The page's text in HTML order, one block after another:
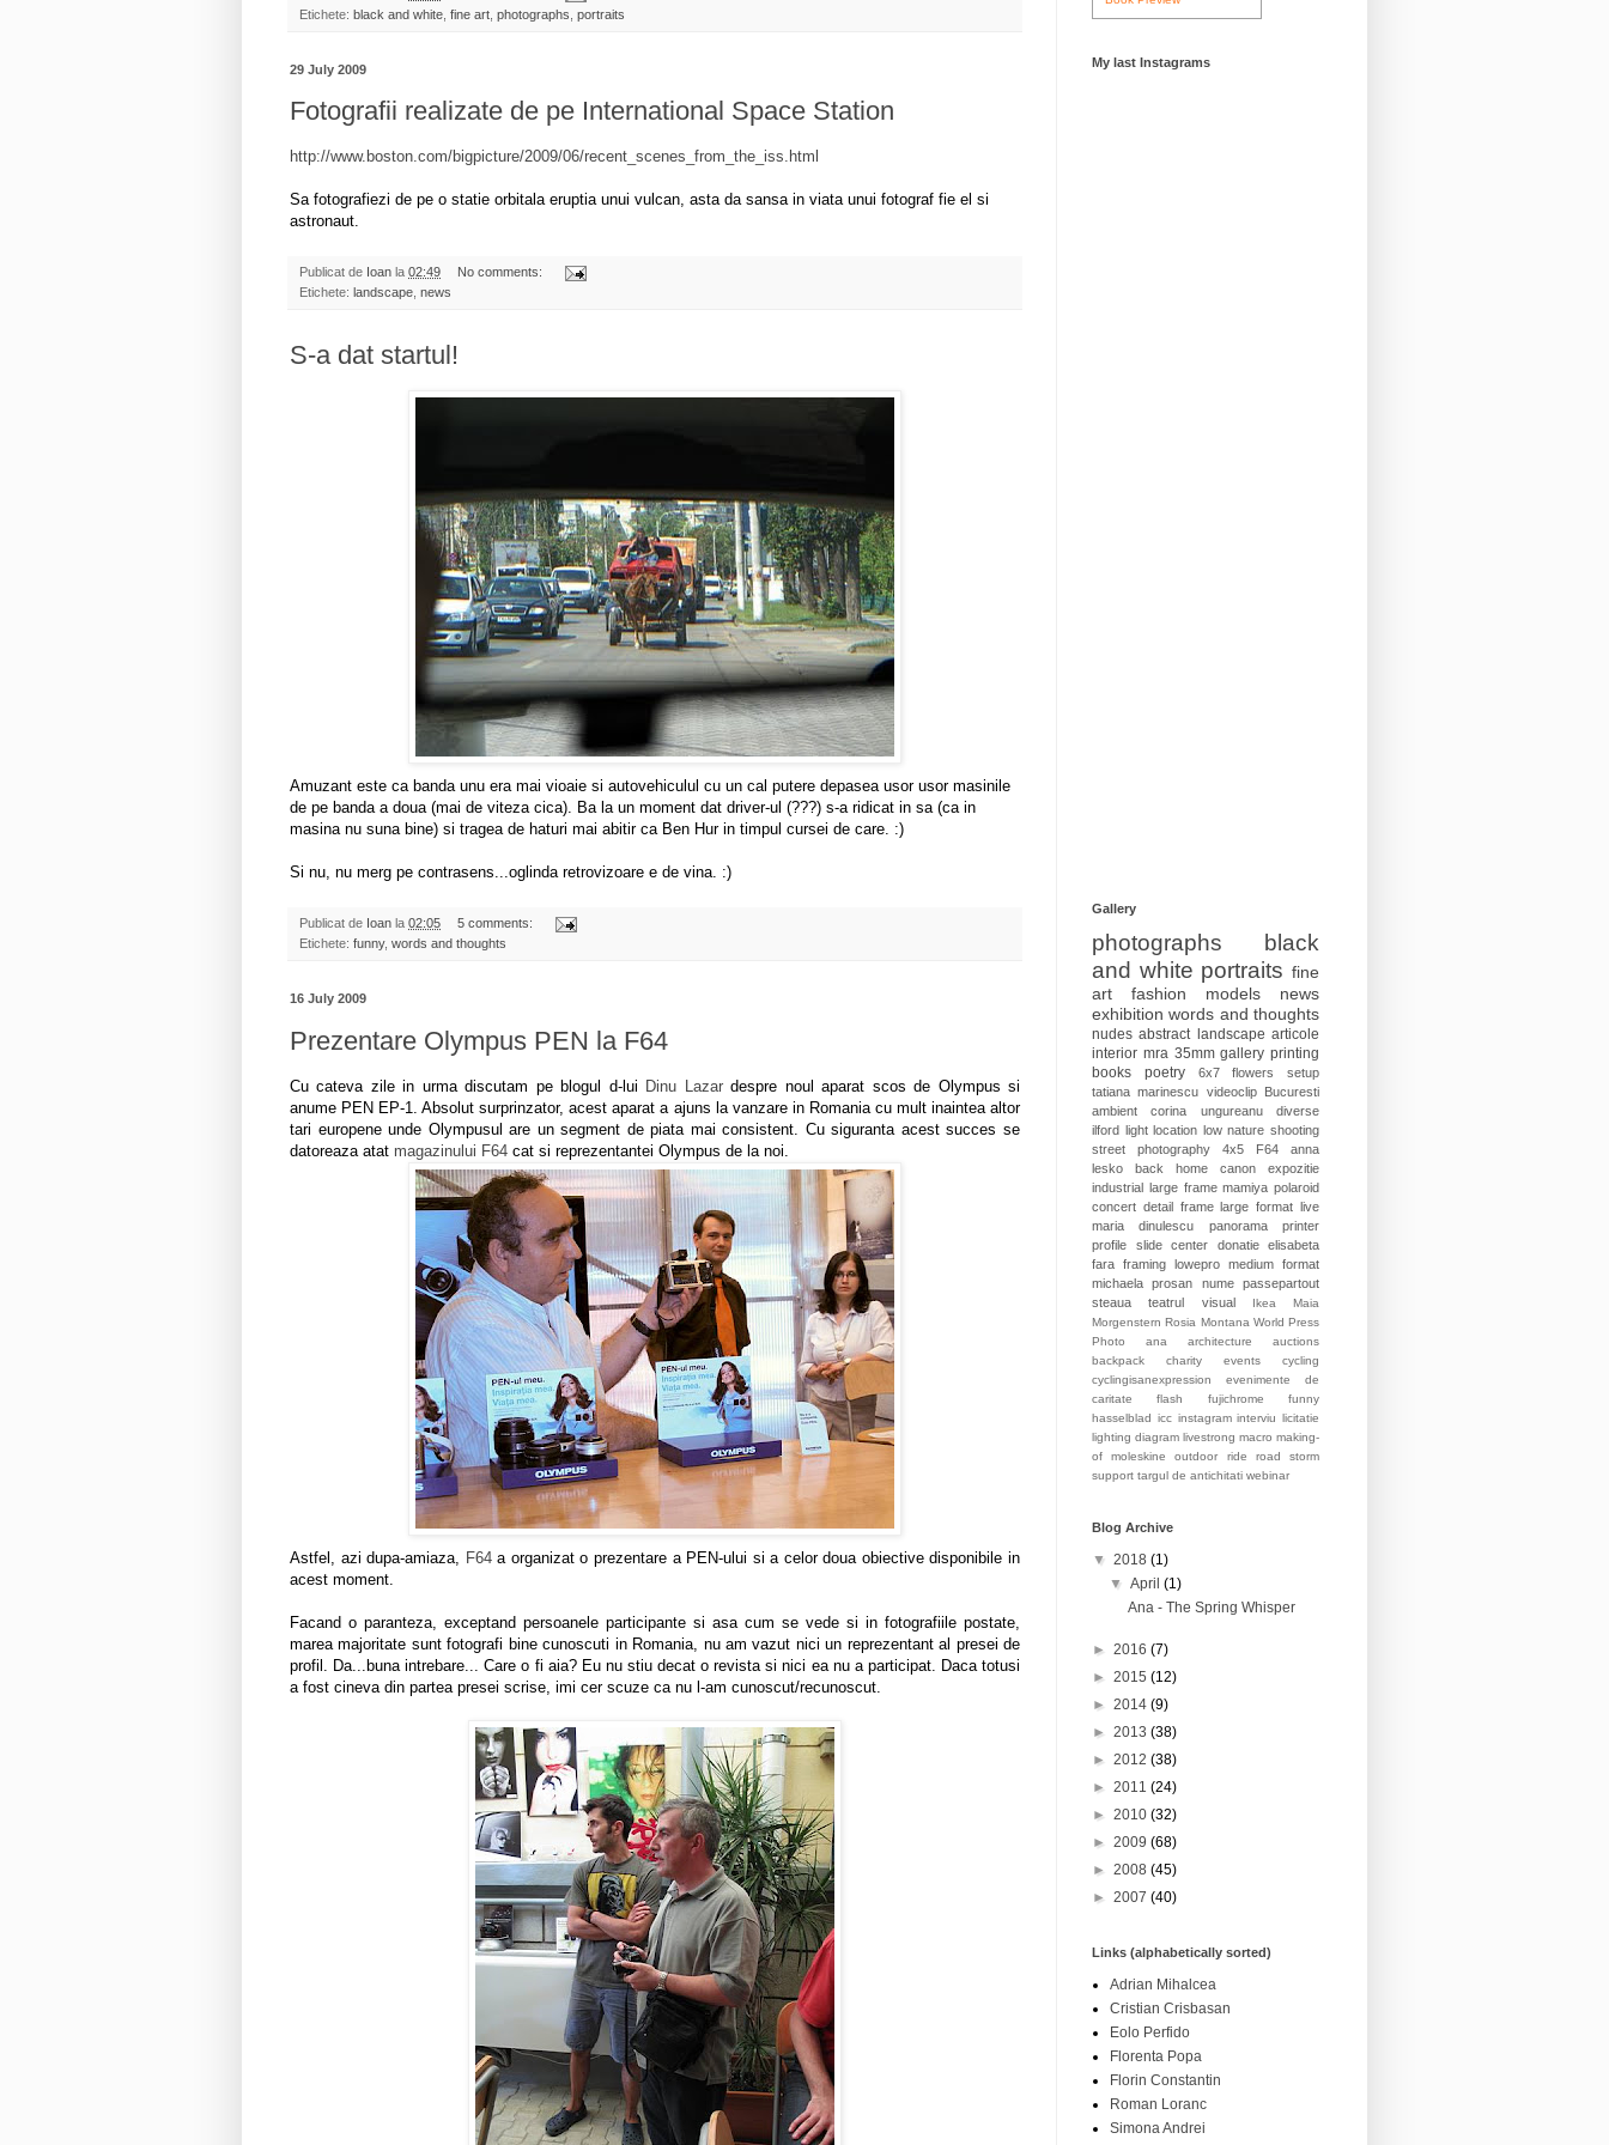
Etichete: black and white fine art photographs portraits
29 July 2009
Fotografii realizate de pe International Space Station
http://www.boston.com/bigpicture/2009/06/recent_scenes_from_the_iss.html
Sa fotografiezi de pe o statie orbitala eruptia unui vulcan, asta da sansa in viata unui fotograf fie el si
astronaut.
Publicat de Ioan la 02:49
No comments:
Etichete: landscape news
S-a dat startul!
Amuzant este ca banda unu era mai vioaie si autovehiculul cu un cal putere depasea usor usor masinile
de pe banda a doua (mai de viteza cica). Ba la un moment dat driver-ul (???) s-a ridicat in sa (ca in
masina nu suna bine) si tragea de haturi mai abitir ca Ben Hur in timpul cursei de care. :)
Si nu, nu merg pe contrasens...oglinda retrovizoare e de vina. :)
Publicat de Ioan la 02:05
5 comments:
Etichete: funny, words and thoughts
16 July 2009
Prezentare Olympus PEN la F64
Cu cateva zile in urma discutam pe blogul d-lui Dinu Lazardespre noul aparat scos de Olympus si
anume PEN EP-1. Absolut surprinzator, acest aparat a ajuns la vanzare in Romania cu mult inaintea altor
tari europene unde Olympusul are un segment de piata mai consistent. Cu siguranta acest succes se
datoreaza atat magazinului F64 cat si reprezentantei Olympus de la noi.
Astfel, azi dupa-amiaza, F64a organizat o prezentare a PEN-ului si a celor doua obiective disponibile in
acest moment.
Facand o paranteza, exceptand persoanele participante si asa cum se vede si in fotografiile postate,
marea majoritate sunt fotografi bine cunoscuti in Romania, nu am vazut nici un reprezentant al presei de
profil. Da...buna intrebare... Care o fi aia? Eu nu stiu decat o revista si nici ea nu a participat. Daca totusi
a fost cineva din partea presei scrise, imi cer scuze ca nu l-am cunoscut/recunoscut.
My last Instagrams
Gallery
photographs
black
and white portraits fine
art
fashion models
news
exhibition words and thoughts
nudes abstract landscape articole
interior mra 35mm gallery printing
books
poetry 6x7 flowers
setup
tatiana marinescu videoclip
Bucuresti
ambient
corina ungureanu
diverse
ilford light location low nature shooting
street photography
4x5 F64
anna
lesko
back home canon
expozitie
industrial large frame mamiya polaroid
concert detail frame large format live
maria dinulescu
panorama
printer
profile
slide center donatie
elisabeta
fara framing lowepro medium format
michaela prosan
nume
passepartout
steaua
teatrul visual Ikea
Maia
Morgenstern Rosia Montana World Press
Photo
ana architecture
auctions
backpack
charity events
cycling
cyclingisanexpression
evenimente de
caritate
flash fujichrome
funny
hasselblad icc instagram interviu licitatie
lighting diagram livestrong macro making-
of
moleskine outdoor ride road
storm
support targul de antichitati webinar
Blog Archive
▼ 2018 (1)
▼April(1)
Ana - The Spring Whisper
► 2016 (7)
► 2015 (12)
► 2014 (9)
► 2013 (38)
► 2012 (38)
► 2011 (24)
► 2010 (32)
► 2009 (68)
► 2008 (45)
► 2007 (40)
Links (alphabetically sorted)
Adrian Mihalcea
Cristian Crisbasan
Eolo Perfido
Florenta Popa
Florin Constantin
Roman Loranc
Simona Andrei